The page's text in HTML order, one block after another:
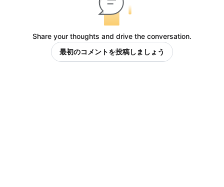
Share your thoughts and drive the conversation.
最初のコメントを投稿しましょう